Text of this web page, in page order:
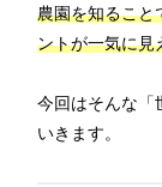
農園を知ること
ントが一気に見
今回はそんな「
いきます。